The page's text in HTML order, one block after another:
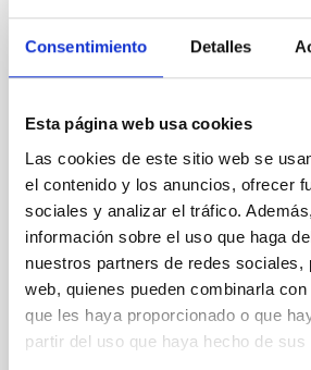
Consentimiento Detalles
Esta página web usa cookies
Las cookies de este sitio web se
el contenido y los anuncios, ofrecer
sociales y analizar el tráfico.
información sobre el uso que haga
nuestros partners de redes sociales,
web, quienes pueden combinarla
que les haya proporcionado o que
partir del uso que haya hecho de
nuestra galaxia
El proyecto internacional BEARD,
Universidad de La Laguna (ULL), ha
Muchachos y simulaciones por
explicar cómo galaxias análogas a
conseguido superar las etapas más
historia del Universo. El modelo
del Universo predice una época
fusiones mayores de galaxias hace
millones de años. “Se trata de
violentas, durante las cuales es
estructuras